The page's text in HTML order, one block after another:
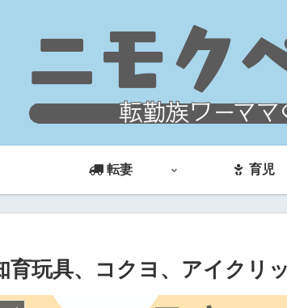
転妻 育児
育玩具、コクヨ、アイクリ